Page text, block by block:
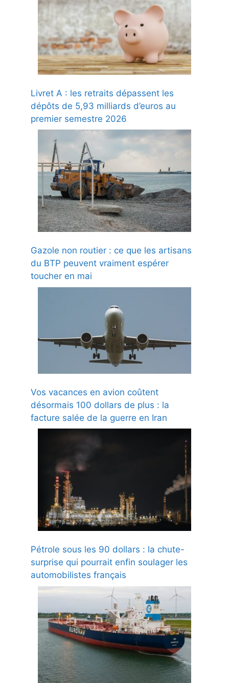
Livret A : les retraits dépassent les
dépôts de 5,93 milliards d’euros au
premier semestre 2026
Gazole non routier : ce que les artisans
du BTP peuvent vraiment espérer
toucher en mai
Vos vacances en avion coûtent
désormais 100 dollars de plus : la
facture salée de la guerre en Iran
Pétrole sous les 90 dollars : la chute-
surprise qui pourrait enfin soulager les
automobilistes français